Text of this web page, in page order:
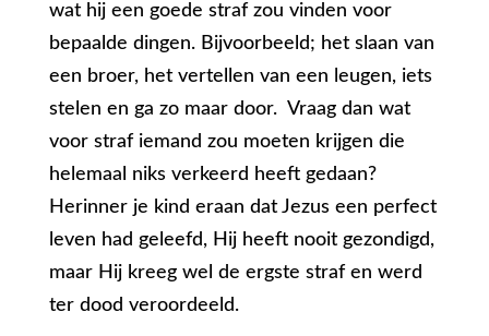
wat hij een goede straf zou vinden voor
bepaalde dingen. Bijvoorbeeld; het slaan van
een broer, het vertellen van een leugen, iets
stelen en ga zo maar door. Vraag dan wat
voor straf iemand zou moeten krijgen die
helemaal niks verkeerd heeft gedaan?
Herinner je kind eraan dat Jezus een perfect
leven had geleefd, Hij heeft nooit gezondigd,
maar Hij kreeg wel de ergste straf en werd
ter dood veroordeeld.